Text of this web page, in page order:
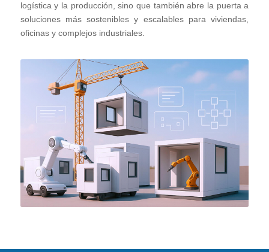
logística y la producción, sino que también abre la puerta a
soluciones más sostenibles y escalables para viviendas,
oficinas y complejos industriales.